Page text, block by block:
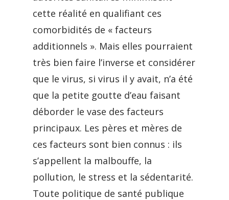
cette réalité en qualifiant ces
comorbidités de « facteurs
additionnels ». Mais elles pourraient
très bien faire l’inverse et considérer
que le virus, si virus il y avait, n’a été
que la petite goutte d’eau faisant
déborder le vase des facteurs
principaux. Les pères et mères de
ces facteurs sont bien connus : ils
s’appellent la malbouffe, la
pollution, le stress et la sédentarité.
Toute politique de santé publique